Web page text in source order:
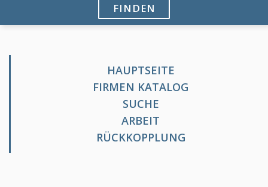
FINDEN
HAUPTSEITE
FIRMEN KATALOG
SUCHE
ARBEIT
RÜCKKOPPLUNG